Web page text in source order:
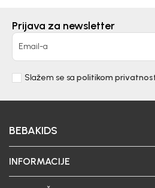
Prijava za newsletter
Email-a
Slažem se sa politikom
BEBAKIDS
INFORMACIJE